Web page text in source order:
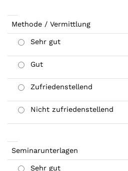
Methode / Vermittlung
Sehr gut
Gut
Zufriedenstellend
Nicht zufriedenstellend
Seminarunterlagen
Sehr gut